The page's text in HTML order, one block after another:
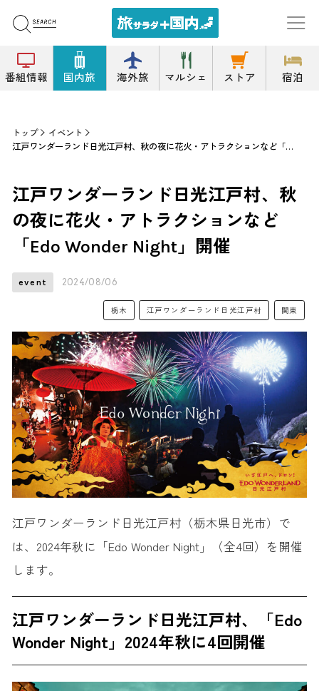
番組情報 国内旅 海外旅 マルシェ ストア 宿泊
トップ
イベント
江戸ワンダーランド日光江戸村、秋の夜に花火・アトラクションなど「Edo Wonder Night」開催
江戸ワンダーランド日光江戸村、秋
の夜に花火・アトラクションなど
「Edo Wonder Night」開催
event 2024/08/06
栃木 江戸ワンダーランド日光江戸村 関東
江戸ワンダーランド日光江戸村（栃木県日光市）で
は、2024年秋に「Edo Wonder Night」（全4回）を開催
します。
江戸ワンダーランド日光江戸村、「Edo
Wonder Night」2024年秋に4回開催